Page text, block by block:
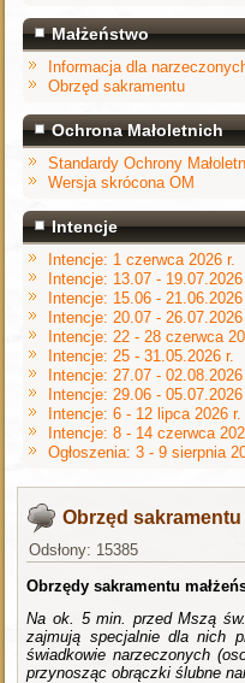
Małżeństwo
Informacja dla
Obrzęd sakramentu
Ochrona Małoletnich
Standardy Ochrony
Wersja skrócona OM
Intencje
Intencje: 1 czerwca 2026 r.
Intencje: 13.07 - 19.07.2026
Intencje: 15.06 - 21.06.2026
Intencje: 20.07 - 26.07.2026
Intencje: 22 - 28 czerwca
Intencje: 25 - 31.05.2026 r.
Intencje: 27.07 - 02.08.2026
Intencje: 29.06 - 05.07.2026
Intencje: 6 - 12 lipca 2026 r.
Intencje: 8 - 14 czerwca
Ogłoszenia: 3 - 9 sierpnia
Obrzęd sakramentu
Odsłony: 15385
Obrzędy sakramentu
Na ok. 5 min. przed Mszą
zajmują specjalnie dla nich
świadkowie narzeczonych
przynosząc obrączki ślubne